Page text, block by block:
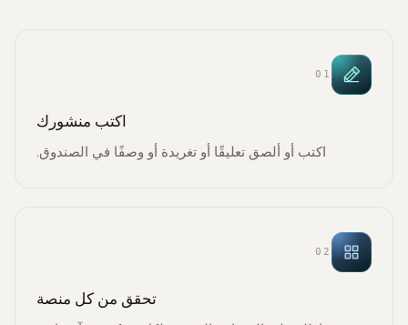
01
اكتب منشورك
اكتب أو ألصق تعليقًا أو تغريدة أو وصفًا في الصندوق.
02
تحقق من كل منصة